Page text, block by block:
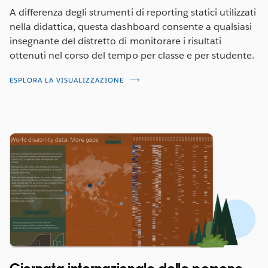
A differenza degli strumenti di reporting statici utilizzati
nella didattica, questa dashboard consente a qualsiasi
insegnante del distretto di monitorare i risultati
ottenuti nel corso del tempo per classe e per studente.
ESPLORA LA VISUALIZZAZIONE